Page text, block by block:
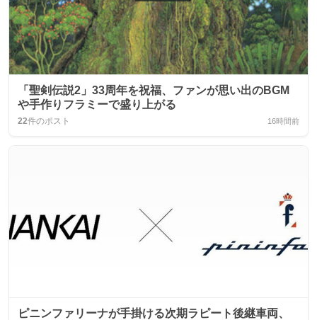
「聖剣伝説2」33周年を祝福、ファンが思い出のBGM
や手作りフラミーで盛り上がる
22件のポスト 16時間前
ピニンファリーナが手掛ける次期ラピート後継車両、